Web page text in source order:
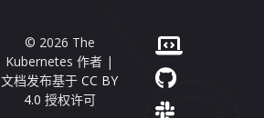
© 2026 The
Kubernetes 作者 |
文档发布基于 CC BY
4.0 授权许可